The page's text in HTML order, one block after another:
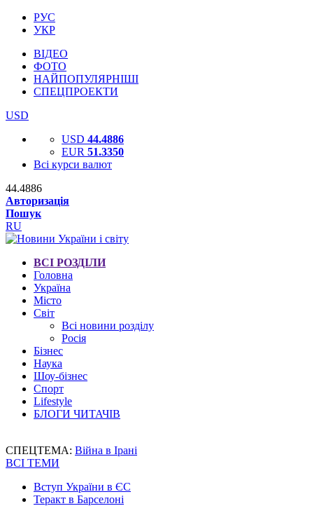
РУС
УКР
ВІДЕО
ФОТО
НАЙПОПУЛЯРНІШІ
СПЕЦПРОЕКТИ
USD
USD 44.4886
EUR 51.3350
Всі курси валют
44.4886
Авторизація
Пошук
RU
ВСІ РОЗДІЛИ
Головна
Україна
Місто
Світ
Всі новини розділу
Росія
Бізнес
Наука
Шоу-бізнес
Спорт
Lifestyle
БЛОГИ ЧИТАЧІВ
СПЕЦТЕМА: Війна в Ірані
ВСІ ТЕМИ
Вступ України в ЄС
Теракт в Барселоні